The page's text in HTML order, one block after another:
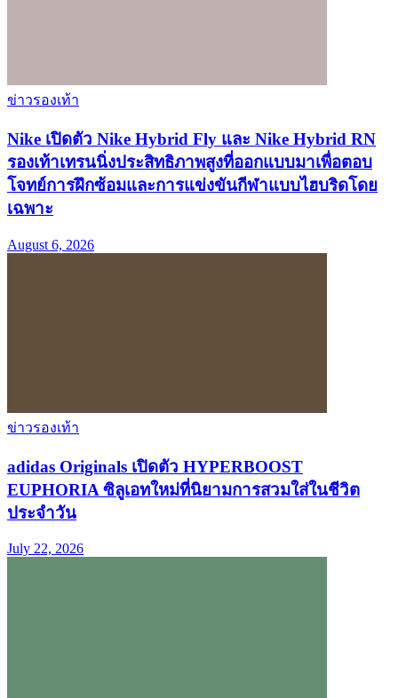
ข่าวรองเท้า
Nike เปิดตัว Nike Hybrid Fly และ Nike Hybrid RN
รองเท้าเทรนนิ่งประสิทธิภาพสูงที่ออกแบบมาเพื่อตอบ
โจทย์การฝึกซ้อมและการแข่งขันกีฬาแบบไฮบริดโดย
เฉพาะ
August 6, 2026
ข่าวรองเท้า
adidas Originals เปิดตัว HYPERBOOST
EUPHORIA ซิลูเอทใหม่ที่นิยามการสวมใส่ในชีวิต
ประจำวัน
July 22, 2026